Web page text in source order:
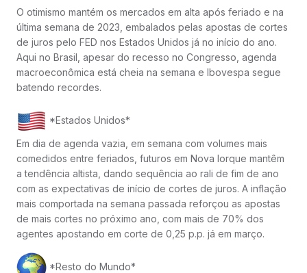
O otimismo mantém os mercados em alta após feriado e na
última semana de 2023, embalados pelas apostas de cortes
de juros pelo FED nos Estados Unidos já no início do ano.
Aqui no Brasil, apesar do recesso no Congresso, agenda
macroeconômica está cheia na semana e Ibovespa segue
batendo recordes.
*Estados Unidos*
Em dia de agenda vazia, em semana com volumes mais
comedidos entre feriados, futuros em Nova Iorque mantêm
a tendência altista, dando sequência ao rali de fim de ano
com as expectativas de início de cortes de juros. A inflação
mais comportada na semana passada reforçou as apostas
de mais cortes no próximo ano, com mais de 70% dos
agentes apostando em corte de 0,25 p.p. já em março.
*Resto do Mundo*